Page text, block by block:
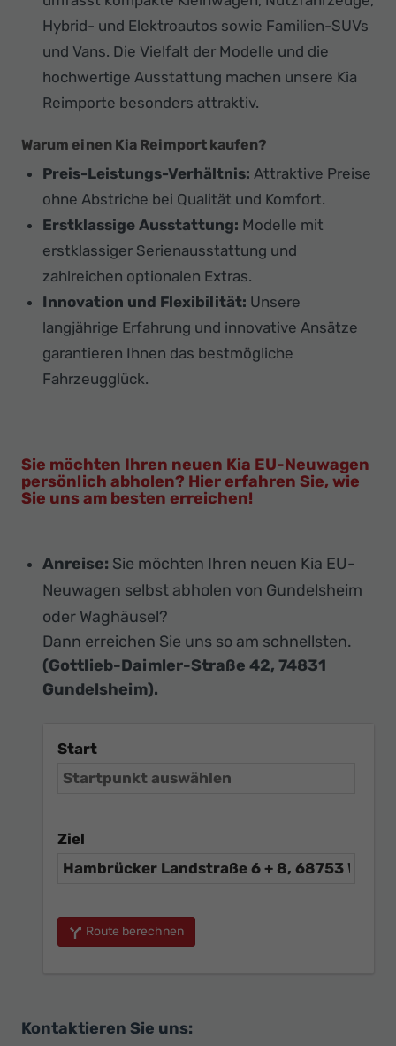
Hybrid- und Elektroautos sowie Familien-SUVs
und Vans. Die Vielfalt der Modelle und die
hochwertige Ausstattung machen unsere Kia
Reimporte besonders attraktiv.
Warum einen Kia Reimport kaufen?
Preis-Leistungs-Verhältnis: Attraktive Preise
ohne Abstriche bei Qualität und Komfort.
Erstklassige Ausstattung: Modelle mit
erstklassiger Serienausstattung und
zahlreichen optionalen Extras.
Innovation und Flexibilität: Unsere
langjährige Erfahrung und innovative Ansätze
garantieren Ihnen das bestmögliche
Fahrzeugglück.
Sie möchten Ihren neuen Kia EU-Neuwagen
persönlich abholen? Hier erfahren Sie, wie
Sie uns am besten erreichen!
Anreise: Sie möchten Ihren neuen Kia EU-
Neuwagen selbst abholen von Gundelsheim
oder Waghäusel?
Dann erreichen Sie uns so am schnellsten.
(Gottlieb-Daimler-Straße 42, 74831
Gundelsheim).
Start
Ziel
Route berechnen
Kontaktieren Sie uns: